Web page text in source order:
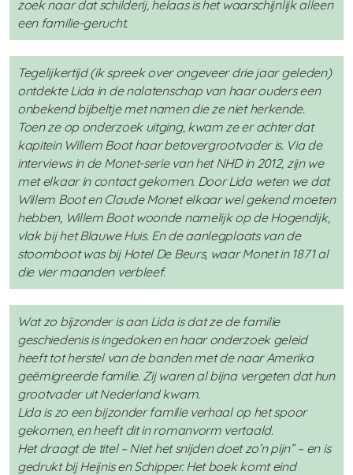
zoek naar dat schilderij, helaas is het waarschijnlijk alleen
een familie-gerucht.
Tegelijkertijd (ik spreek over ongeveer drie jaar geleden)
ontdekte Lida in de nalatenschap van haar ouders een
onbekend bijbeltje met namen die ze niet herkende.
Toen ze op onderzoek uitging, kwam ze er achter dat
kapitein Willem Boot haar betovergrootvader is. Via de
interviews in de Monet-serie van het NHD in 2012, zijn we
met elkaar in contact gekomen. Door Lida weten we dat
Willem Boot en Claude Monet elkaar wel gekend moeten
hebben, Willem Boot woonde namelijk op de Hogendijk,
vlak bij het Blauwe Huis. En de aanlegplaats van de
stoomboot was bij Hotel De Beurs, waar Monet in 1871 al
die vier maanden verbleef.
Wat zo bijzonder is aan Lida is dat ze de familie
geschiedenis is ingedoken en haar onderzoek geleid
heeft tot herstel van de banden met de naar Amerika
geëmigreerde familie. Zij waren al bijna vergeten dat hun
grootvader uit Nederland kwam.
Lida is zo een bijzonder familie verhaal op het spoor
gekomen, en heeft dit in romanvorm vertaald.
Het draagt de titel – Niet het snijden doet zo’n pijn” – en is
gedrukt bij Heijnis en Schipper. Het boek komt eind